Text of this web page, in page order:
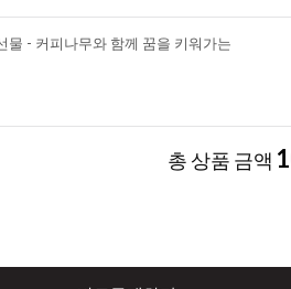
물 - 커피나무와 함께 꿈을 키워가는
총 상품 금액